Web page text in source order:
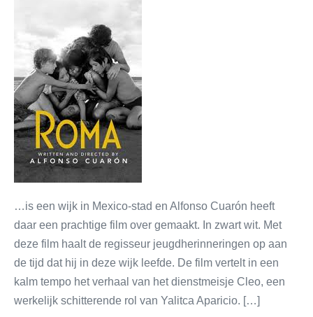
…is een wijk in Mexico-stad en Alfonso Cuarón heeft
daar een prachtige film over gemaakt. In zwart wit. Met
deze film haalt de regisseur jeugdherinneringen op aan
de tijd dat hij in deze wijk leefde. De film vertelt in een
kalm tempo het verhaal van het dienstmeisje Cleo, een
werkelijk schitterende rol van Yalitca Aparicio. […]